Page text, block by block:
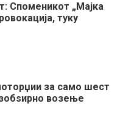
Споменикот „Мајка
туку
за само шест
возење